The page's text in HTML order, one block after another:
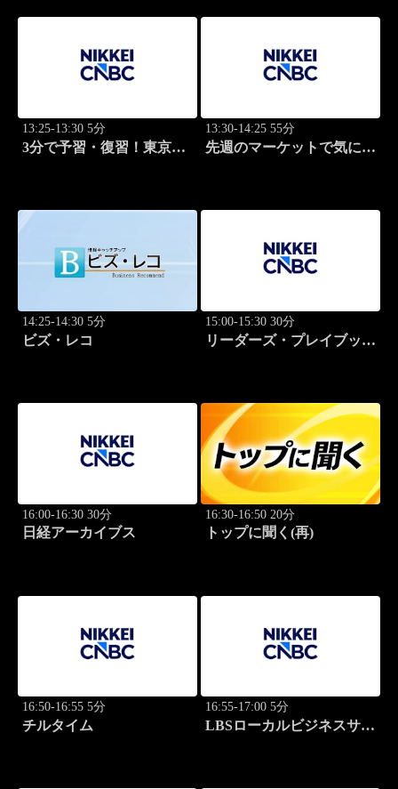
13:25-13:30 5分
3分で予習・復習！東京市
13:30-14:25 55分
先週のマーケットで気にな
14:25-14:30 5分
ビズ・レコ
15:00-15:30 30分
リーダーズ・プレイブック
16:00-16:30 30分
日経アーカイブス
16:30-16:50 20分
トップに聞く(再)
16:50-16:55 5分
チルタイム
16:55-17:00 5分
LBSローカルビジネスサテ